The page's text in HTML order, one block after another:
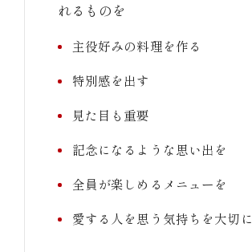
れるものを
主役好みの料理を作る
特別感を出す
見た目も重要
記念になるような思い出を
全員が楽しめるメニューを
愛する人を思う気持ちを大切に